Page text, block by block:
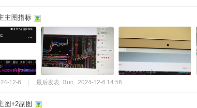
主图指标
12-6 最后发表: Run 2024-12-6 14:56
图+2副图